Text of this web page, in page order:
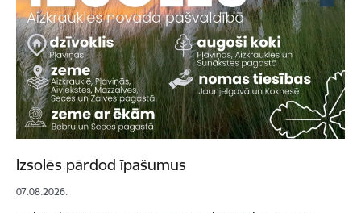
Izsolēs pārdod īpašumus
07.08.2026.